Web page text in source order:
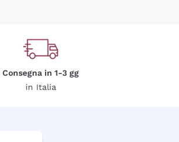
Consegna in 1-3 gg
in Italia